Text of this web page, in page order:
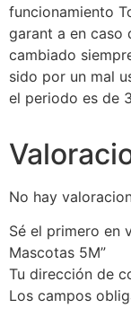
funcionamiento
garant a en caso
cambiado
sido por un mal
el periodo es de
No hay
Sé el primero en
Mascotas 5M”
Tu dirección de
Los campos